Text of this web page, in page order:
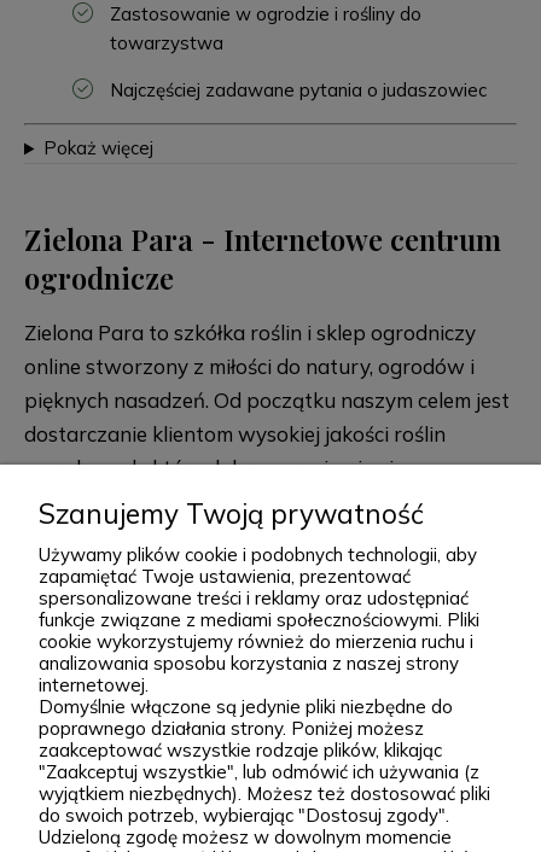
Zastosowanie w ogrodzie i rośliny do
towarzystwa
Najczęściej zadawane pytania o judaszowiec
Pokaż więcej
Zielona Para - Internetowe centrum
ogrodnicze
Zielona Para to szkółka roślin i sklep ogrodniczy
online stworzony z miłości do natury, ogrodów i
pięknych nasadzeń. Od początku naszym celem jest
dostarczanie klientom wysokiej jakości roślin
ogrodowych, które dobrze przyjmują się po
posadzeniu i przez lata zdobią przydomowe
rabaty, skalniaki, ogrody naturalistyczne oraz
większe kompozycje krajobrazowe. Za Zieloną Parą
stoją Wiktor i Klaudia, którzy z dużą starannością
dobierają każdą odmianę dostępną w naszej
ofercie. W sprzedaży znajdziesz zarówno
sprawdzone, klasyczne gatunki, jak i ciekawsze,
bardziej unikatowe krzewy ozdobne, drzewa, byliny
oraz sadzonki do ogrodu. Każda roślina jest przez
nas pielęgnowana, nawożona, przycinana i
przygotowywana tak, aby mogła trafić do Twojego
rozwiń więcej
Podgórna 9, 97-565 Brudzice
+48 793 037 145
kontakt@zielonapara.pl
Kategorie
Informacje
Szanujemy Twoją prywatność
Używamy plików cookie i podobnych technologii, aby
zapamiętać Twoje ustawienia, prezentować
spersonalizowane treści i reklamy oraz udostępniać
funkcje związane z mediami społecznościowymi. Pliki
cookie wykorzystujemy również do mierzenia ruchu i
analizowania sposobu korzystania z naszej strony
internetowej.
Domyślnie włączone są jedynie pliki niezbędne do
poprawnego działania strony. Poniżej możesz
zaakceptować wszystkie rodzaje plików, klikając
"Zaakceptuj wszystkie", lub odmówić ich używania (z
wyjątkiem niezbędnych). Możesz też dostosować pliki
do swoich potrzeb, wybierając "Dostosuj zgody".
Udzieloną zgodę możesz w dowolnym momencie